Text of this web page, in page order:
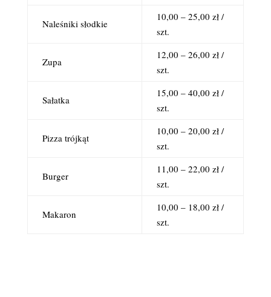
Naleśniki słodkie
10,00 – 25,00 zł /
szt.
Zupa
12,00 – 26,00 zł /
szt.
Sałatka
15,00 – 40,00 zł /
szt.
Pizza trójkąt
10,00 – 20,00 zł /
szt.
Burger
11,00 – 22,00 zł /
szt.
Makaron
10,00 – 18,00 zł /
szt.